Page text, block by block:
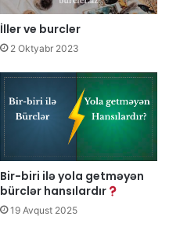
İller ve burcler
2 Oktyabr 2023
Bir-biri ilə yola getməyən
bürclər hansılardır
19 Avqust 2025